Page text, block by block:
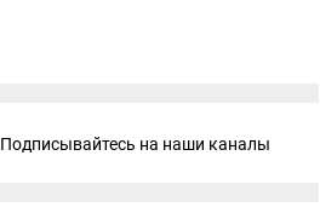
Подписывайтесь на наши каналы